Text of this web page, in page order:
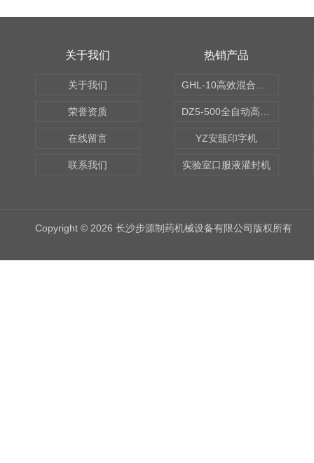
关于我们
关于我们
荣誉资质
在线留言
联系我们
热销产品
YZ安瓿印字机
实验室口服液灌封机
Copyright © 2026 长沙步源制药机械设备有限公司版权所有